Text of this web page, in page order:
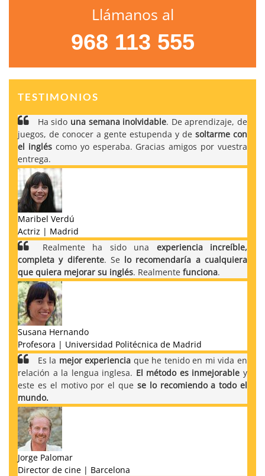
Llámanos al
968 113 555
TESTIMONIOS
Ha sido una semana inolvidable. De aprendizaje, de
juegos, de conocer a gente estupenda y de soltarme con
el ingléscomo yo esperaba. Gracias amigos por vuestra
entrega.
Maribel Verdú
Actriz | Madrid
Realmente ha sido una experiencia increíble,
completa y diferente. Se lo recomendaría a cualquiera
que quiera mejorar su inglés. Realmente funciona.
Susana Hernando
Profesora | Universidad Politécnica de Madrid
Es la mejor experiencia que he tenido en mi vida en
relación a la lengua inglesa. El método es inmejorable y
este es el motivo por el que se lo recomiendo a todo el
mundo.
Jorge Palomar
Director de cine | Barcelona